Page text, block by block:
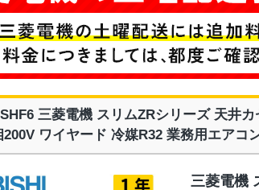
三菱電機 スリムZRシリーズ 天井
ワイヤード 冷媒R32 業務用エアコ
三菱電機